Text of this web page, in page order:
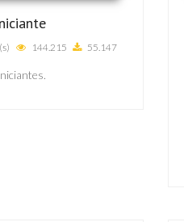
144.215 55.147